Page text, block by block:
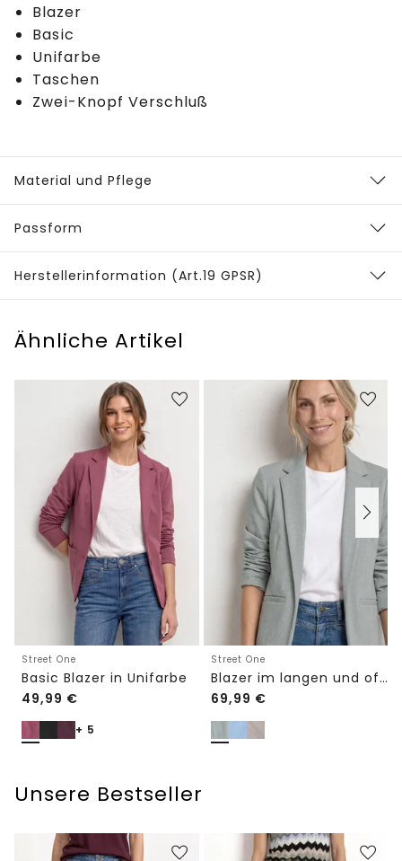
Blazer
Basic
Unifarbe
Taschen
Zwei-Knopf Verschluß
Material und Pflege
Passform
Herstellerinformation (Art.19 GPSR)
Ähnliche Artikel
Street One
Basic Blazer in Unifarbe
49,99 €
+ 5
Street One
Blazer im langen und offenen Schnitt
69,99 €
Unsere Bestseller